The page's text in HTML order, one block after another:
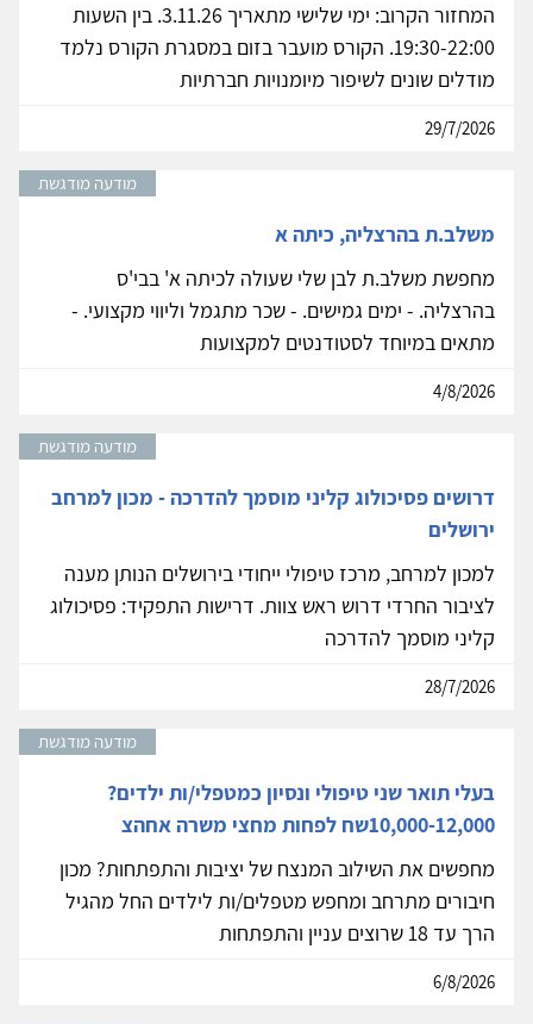
המחזור הקרוב: ימי שלישי מתאריך 3.11.26. בין השעות
19:30-22:00. הקורס מועבר בזום במסגרת הקורס נלמד
מודלים שונים לשיפור מיומנויות חברתיות
29/7/2026
מודעה מודגשת
משלב.ת בהרצליה, כיתה א
מחפשת משלב.ת לבן שלי שעולה לכיתה א' בבי'ס
בהרצליה. - ימים גמישים. - שכר מתגמל וליווי מקצועי. -
מתאים במיוחד לסטודנטים למקצועות
4/8/2026
מודעה מודגשת
דרושים פסיכולוג קליני מוסמך להדרכה - מכון למרחב
ירושלים
למכון למרחב, מרכז טיפולי ייחודי בירושלים הנותן מענה
לציבור החרדי דרוש ראש צוות. דרישות התפקיד: פסיכולוג
קליני מוסמך להדרכה
28/7/2026
מודעה מודגשת
בעלי תואר שני טיפולי ונסיון כמטפלי/ות ילדים?
10,000-12,000שח לפחות מחצי משרה אחהצ
מחפשים את השילוב המנצח של יציבות והתפתחות? מכון
חיבורים מתרחב ומחפש מטפלים/ות לילדים החל מהגיל
הרך עד 18 שרוצים עניין והתפתחות
6/8/2026